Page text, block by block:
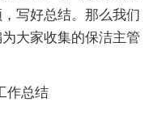
写好总结。那么我们
大家收集的保洁主管